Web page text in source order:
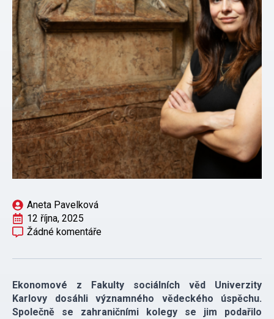
Aneta Pavelková
12 října, 2025
Žádné komentáře
Ekonomové z Fakulty sociálních věd Univerzity
Karlovy dosáhli významného vědeckého úspěchu.
Společně se zahraničními kolegy se jim podařilo